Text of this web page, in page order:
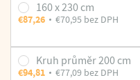
160 x 230 cm
€87,26 €70,95 bez DPH
Kruh průměr 200 cm
€94,81 €77,09 bez DPH